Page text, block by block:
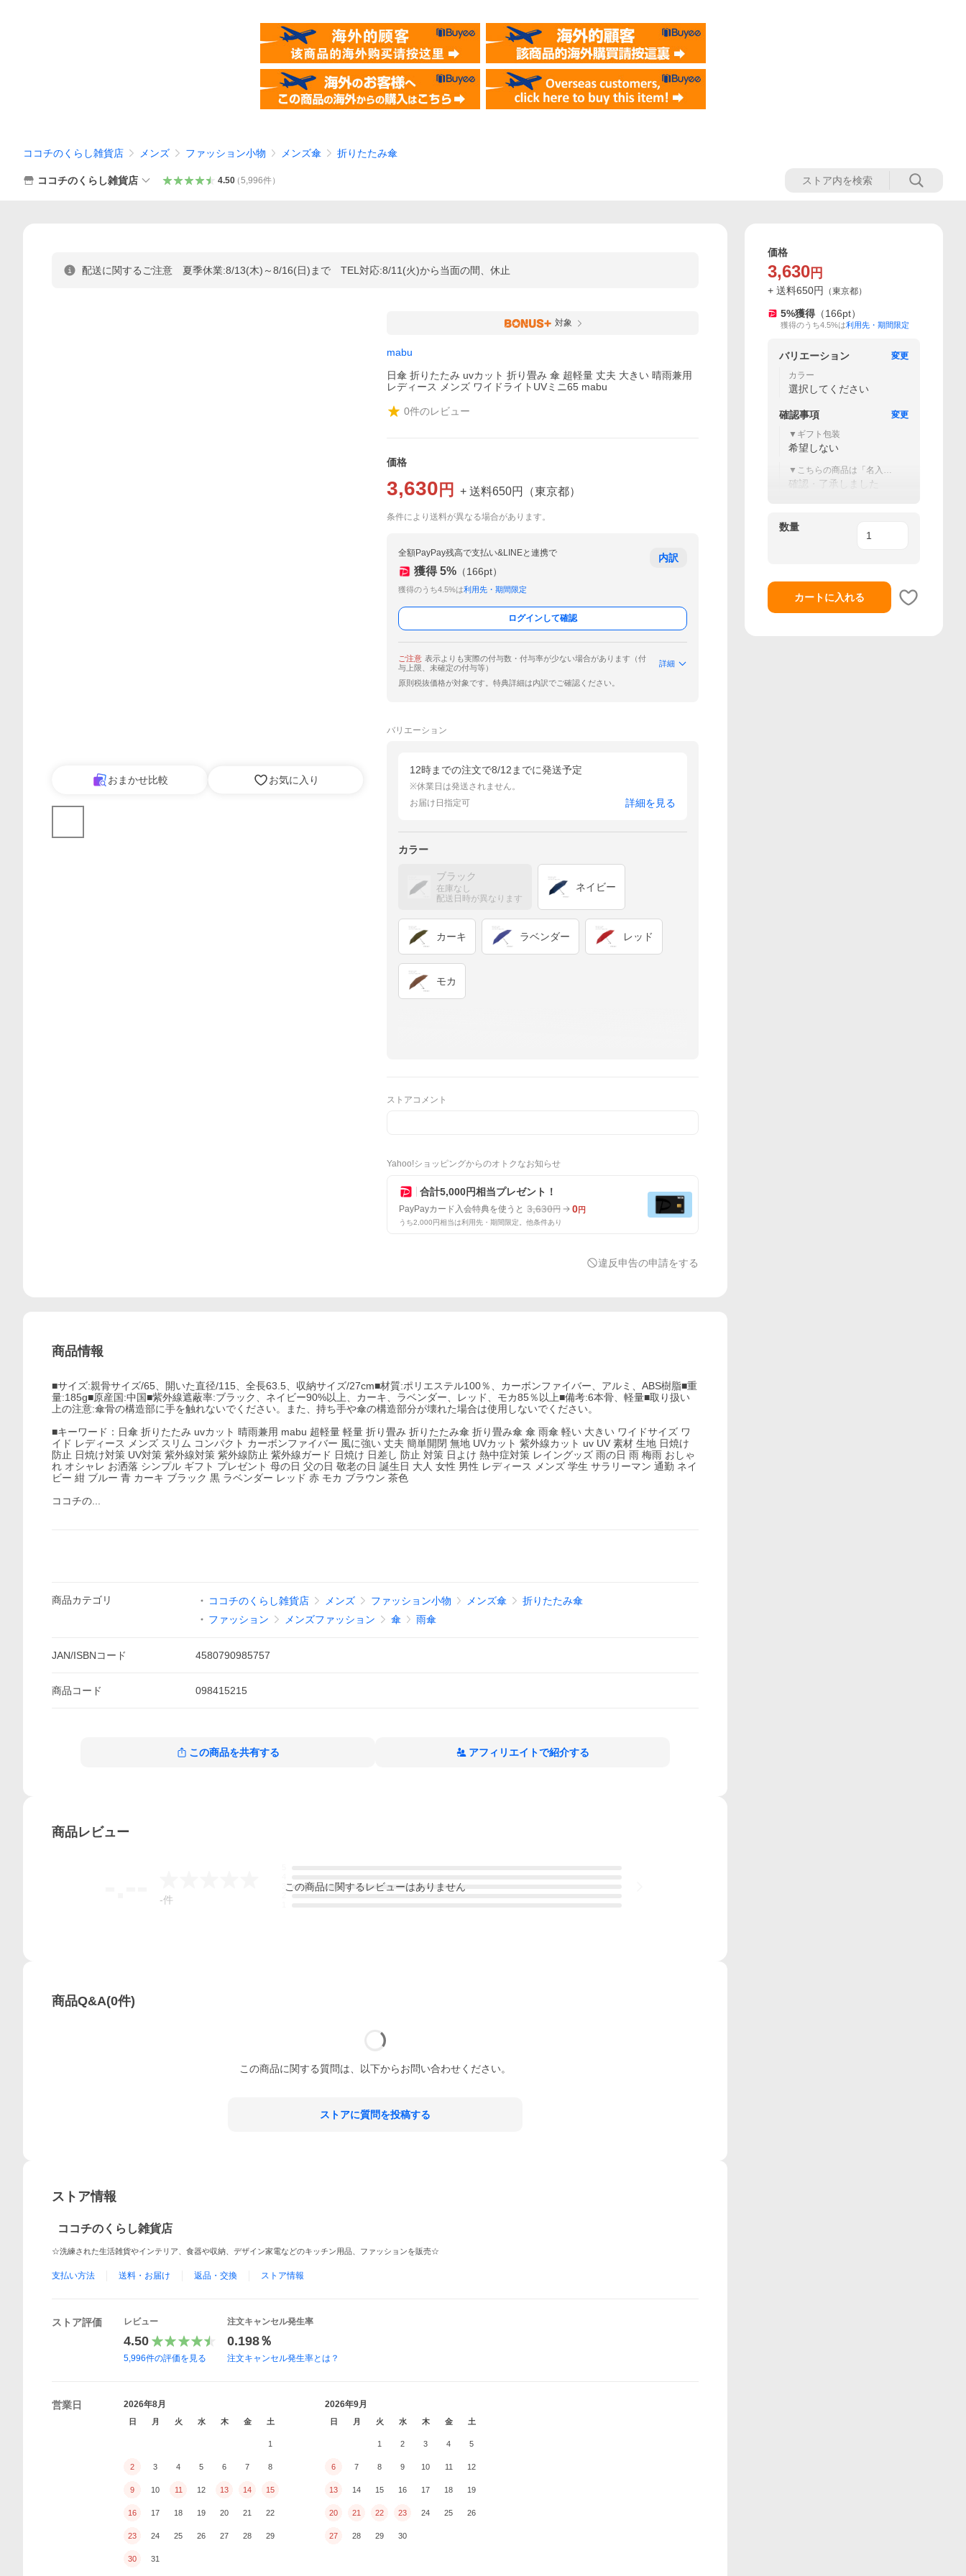
ココチのくらし雑貨店 メンズ ファッション小物 メンズ傘 折りたたみ傘
ココチのくらし雑貨店 4.50（5,996件）
配送に関するご注意 夏季休業:8/13(木)～8/16(日)まで TEL対応:8/11(火)から当面の間、休止
おまかせ比較 お気に入り
対象
mabu
日傘 折りたたみ uvカット 折り畳み 傘 超軽量 丈夫 大きい 晴雨兼用
レディース メンズ ワイドライトUVミニ65 mabu
0件のレビュー
価格
3,630 円 + 送料650円 （東京都）
条件により送料が異なる場合があります。
全額PayPay残高で支払い&LINEと連携で
獲得 5% （166pt）
獲得のうち4.5%は利用先・期間限定
内訳
ログインして確認
ご注意 表示よりも実際の付与数・付与率が少ない場合があります（付
与上限、未確定の付与等）
詳細
原則税抜価格が対象です。特典詳細は内訳でご確認ください。
バリエーション
12時までの注文で8/12までに発送予定
※休業日は発送されません。
お届け日指定可
詳細を見る
カラー
ブラック
在庫なし
配送日時が異なります
ネイビー
カーキ ラベンダー レッド
モカ
ストアコメント
Yahoo!ショッピングからのオトクなお知らせ
合計5,000円相当プレゼント！
PayPayカード入会特典を使うと 3,630円 0円
うち2,000円相当は利用先・期間限定。他条件あり
違反申告の申請をする
商品情報
■サイズ:親骨サイズ/65、開いた直径/115、全長63.5、収納サイズ/27cm■材質:ポリエステル100％、カーボンファイバー、アルミ、ABS樹脂■重
量:185g■原産国:中国■紫外線遮蔽率:ブラック、ネイビー90%以上、カーキ、ラベンダー、レッド、モカ85％以上■備考:6本骨、軽量■取り扱い
上の注意:傘骨の構造部に手を触れないでください。また、持ち手や傘の構造部分が壊れた場合は使用しないでください。
■キーワード：日傘 折りたたみ uvカット 晴雨兼用 mabu 超軽量 軽量 折り畳み 折りたたみ傘 折り畳み傘 傘 雨傘 軽い 大きい ワイドサイズ ワ
イド レディース メンズ スリム コンパクト カーボンファイバー 風に強い 丈夫 簡単開閉 無地 UVカット 紫外線カット uv UV 素材 生地 日焼け
防止 日焼け対策 UV対策 紫外線対策 紫外線防止 紫外線ガード 日焼け 日差し 防止 対策 日よけ 熱中症対策 レイングッズ 雨の日 雨 梅雨 おしゃ
れ オシャレ お洒落 シンプル ギフト プレゼント 母の日 父の日 敬老の日 誕生日 大人 女性 男性 レディース メンズ 学生 サラリーマン 通勤 ネイ
ビー 紺 ブルー 青 カーキ ブラック 黒 ラベンダー レッド 赤 モカ ブラウン 茶色
ココチの...
商品カテゴリ ココチのくらし雑貨店 メンズ ファッション小物 メンズ傘
折りたたみ傘
ファッション
メンズファッション 傘 雨傘
JAN/ISBNコード 4580790985757
商品コード 098415215
この商品を共有する アフィリエイトで紹介する
商品レビュー
-件
この商品に関するレビューはありません
商品Q&A(0件)
この商品に関する質問は、以下からお問い合わせください。
ストアに質問を投稿する
ストア情報
ココチのくらし雑貨店
☆洗練された生活雑貨やインテリア、食器や収納、デザイン家電などのキッチン用品、ファッションを販売☆
支払い方法 送料・お届け 返品・交換 ストア情報
ストア評価 レビュー
4.50
5,996件の評価を見る
注文キャンセル発生率
0.198％
注文キャンセル発生率とは？
営業日 2026年8月
日 月 火 水 木 金 土
1
2 3 4 5 6 7 8
9 10 11 12 13 14 15
16 17 18 19 20 21 22
23 24 25 26 27 28 29
30 31
2026年9月
日 月 火 水 木 金 土
1 2 3 4 5
6 7 8 9 10 11 12
13 14 15 16 17 18 19
20 21 22 23 24 25 26
27 28 29 30
価格
3,630 円
+ 送料650円 （東京都）
5%獲得 （166pt）
獲得のうち4.5%は利用先・期間限定
バリエーション
変更
カラー
選択してください
確認事項
変更
▼ギフト包装
希望しない
▼こちらの商品は「名入
れ」対象外です。
確認・了承しました
数量
カートに入れる